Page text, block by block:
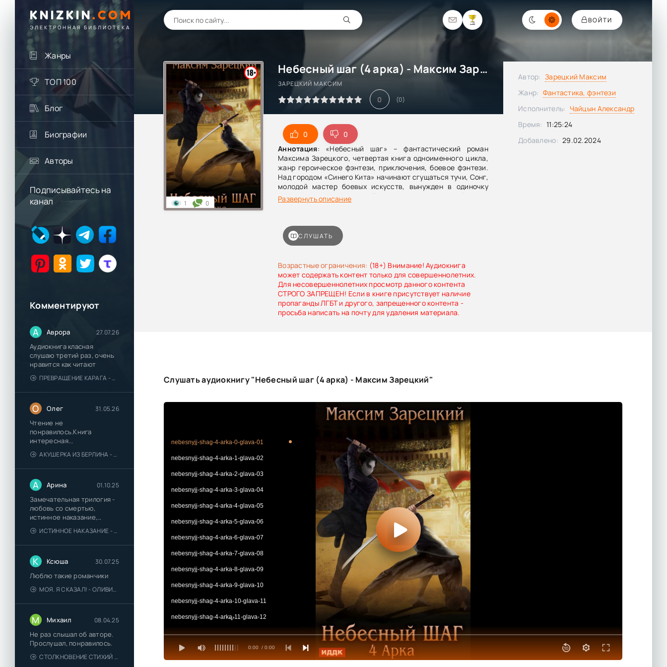
KNIZKIN. COM
ЭЛЕКТРОННАЯ БИБЛИОТЕКА
ВОЙТИ
Жанры
ТОП 100
Блог
Биографии
Авторы
Подписывайтесь на
канал
Комментируют
А Аврора 27.07.26
Аудиокнига класная
слушаю третий раз, очень
нравится как читают
ПРЕВРАЩЕНИЕ КАРАГА - КАТЯ БРАНДИС
О Олег 31.05.26
Чтение не
понравилось.Книга
интересная...
АКУШЕРКА ИЗ БЕРЛИНА - АННА СТЮАРТ
А Арина 01.10.25
Замечательная трилогия -
любовь со смертью,
истинное наказание,
любимая для монстра -
понравились
ИСТИННОЕ НАКАЗАНИЕ - ОЛЬГА ГУСЕЙНОВА
К Ксюша 30.07.25
Люблю такие романчики
МОЯ. Я СКАЗАЛ! - ОЛИВИЯ ЛЕЙК
М Михаил 08.04.25
Не раз слышал об авторе.
Прослушал, понравилось.
СТОЛКНОВЕНИЕ СТИХИЙ - ВАЛЕРИЙ ГУМИНСКИЙ
Небесный шаг (4 арка) - Максим Зарецкий
ЗАРЕЦКИЙ МАКСИМ
0 (0)
0
0
Аннотация: «Небесный шаг» – фантастический роман
Максима Зарецкого, четвертая книга одноименного цикла,
жанр героическое фэнтези, приключения, боевое фэнтези.
Над городом «Синего Кита» начинают сгущаться тучи, Сонг,
молодой мастер боевых искусств, вынужден в одиночку
столкнуться с надвигающейся опасностью и во что бы то ни
стало постараться вернуть так некстати утраченный
Развернуть описание
Возрастные ограничения: (18+) Внимание! Аудиокнига
может содержать контент только для совершеннолетних.
Для несовершеннолетних просмотр данного контента
СТРОГО ЗАПРЕЩЕН! Если в книге присутствует наличие
пропаганды ЛГБТ и другого, запрещенного контента -
просьба написать на почту для удаления материала.
1 0
СЛУШАТЬ
Автор: Зарецкий Максим
Жанр: Фантастика, фэнтези
Исполнитель: Чайцын Александр
Время: 11:25:24
Добавлено: 29.02.2024
Слушать аудиокнигу "Небесный шаг (4 арка) - Максим Зарецкий"
0:00 / 0:00
nebesnyjj-shag-4-arka-0-glava-01
nebesnyjj-shag-4-arka-1-glava-02
nebesnyjj-shag-4-arka-2-glava-03
nebesnyjj-shag-4-arka-3-glava-04
nebesnyjj-shag-4-arka-4-glava-05
nebesnyjj-shag-4-arka-5-glava-06
nebesnyjj-shag-4-arka-6-glava-07
nebesnyjj-shag-4-arka-7-glava-08
nebesnyjj-shag-4-arka-8-glava-09
nebesnyjj-shag-4-arka-9-glava-10
nebesnyjj-shag-4-arka-10-glava-11
nebesnyjj-shag-4-arka-11-glava-12
nebesnyjj-shag-4-arka-12-glava-13
nebesnyjj-shag-4-arka-13-glava-14